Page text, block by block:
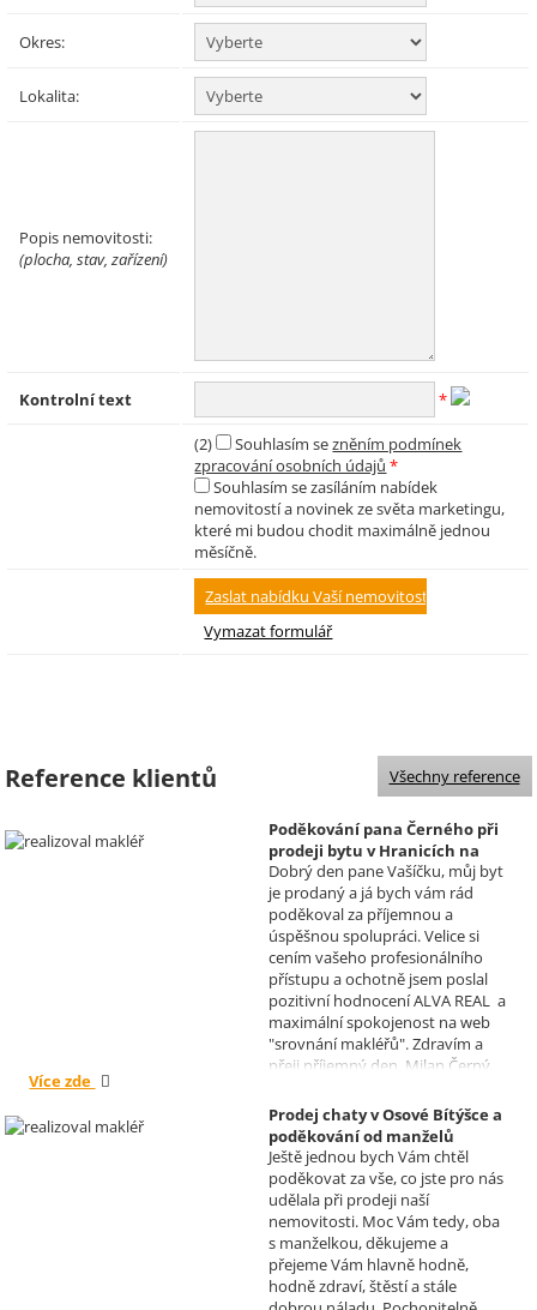
Okres:
Lokalita:
Popis nemovitosti:
(plocha, stav, zařízení)
Kontrolní text *
(2) Souhlasím sezněním podmínek
zpracování osobních údajů *
Souhlasím se zasíláním nabídek
nemovitostí a novinek ze světa marketingu,
které mi budou chodit maximálně jednou
měsíčně.
Reference klientů
Poděkování pana Černého při
prodeji bytu v Hranicích na
Moravě
Realizoval makléř: David
Vašíček
Dobrý den pane Vašíčku, můj byt
je prodaný a já bych vám rád
poděkoval za příjemnou a
úspěšnou spolupráci. Velice si
cením vašeho profesionálního
přístupu a ochotně jsem poslal
pozitivní hodnocení ALVA REAL a
maximální spokojenost na web
"srovnání makléřů". Zdravím a
přeji příjemný den, Milan Černý,
Více zde
Prodej chaty v Osové Bítýšce a
poděkování od manželů
Kovandových
Realizoval makléř: Sylva
Čadová
Ještě jednou bych Vám chtěl
poděkovat za vše, co jste pro nás
udělala při prodeji naší
nemovitosti. Moc Vám tedy, oba
s manželkou, děkujeme a
přejeme Vám hlavně hodně,
hodně zdraví, štěstí a stále
Všechny reference